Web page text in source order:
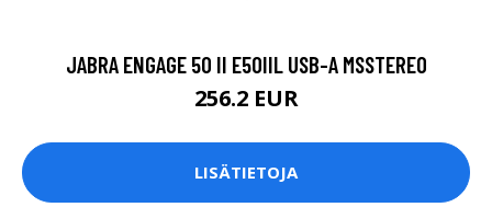
JABRA ENGAGE 50 II E50IIL USB-A MSSTEREO
256.2 EUR
LISÄTIETOJA